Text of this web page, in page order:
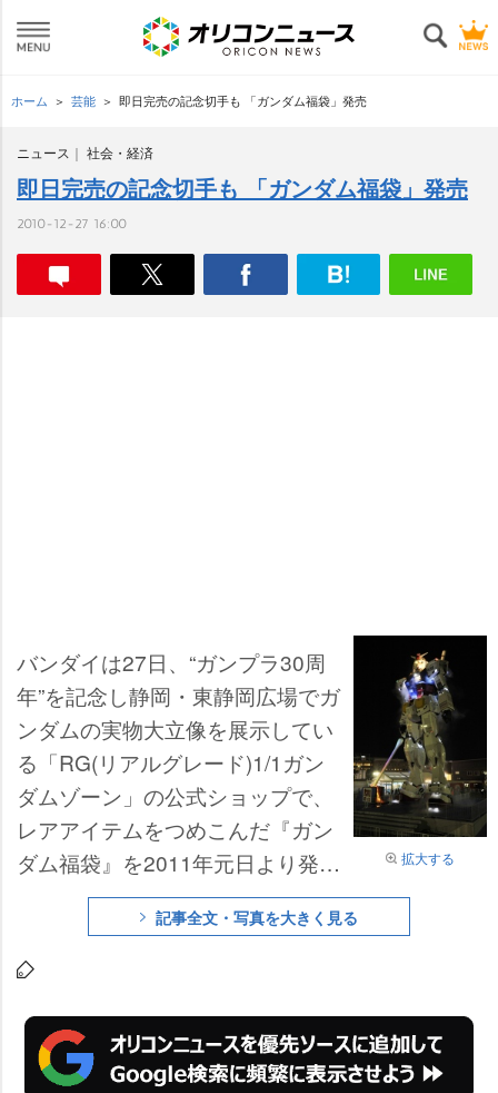
ホーム 芸能 即日完売の記念切手も 「ガンダム福袋」発売
ニュース 社会・経済
即日完売の記念切手も 「ガンダム福袋」発売
2010-12-27 16:00
拡大する
バンダイは27日、“ガンプラ30周
年”を記念し静岡・東静岡広場でガ
ンダムの実物大立像を展示してい
る「RG(リアルグレード)1/1ガン
ダムゾーン」の公式ショップで、
レアアイテムをつめこんだ『ガン
ダム福袋』を2011年元日より発売
すると発表した。価格は5000円と
8000円の2種類で、即日完売とな
った「RG1/1ガンダムプロジェク
まれる予定。
記事全文・写真を大きく見る